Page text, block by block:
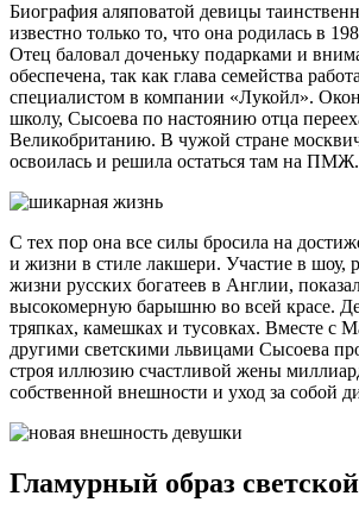
Биография аляповатой девицы
известно только то, что она родилась в
Отец баловал доченьку подарками и
обеспечена, так как глава семейства
специалистом в компании «Лукойл».
школу, Сысоева по настоянию отца
Великобританию. В чужой стране
освоилась и решила остаться там на ПМЖ.
С тех пор она все силы бросила на
и жизни в стиле лакшери. Участие в шоу,
жизни русских богатеев в Англии,
высокомерную барышню во всей красе.
тряпках, камешках и тусовках. Вместе с
другими светскими львицами Сысоева
строя иллюзию счастливой жены
собственной внешности и уход за собой
Гламурный образ